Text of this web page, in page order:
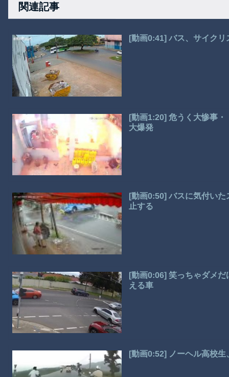
関連記事
[動画0:41] バス、サイク
[動画1:20] 危うく大惨事
大爆発
[動画0:50] バスに気付い
止する
[動画0:06] 笑っちゃダメ
える車
[動画0:52] ノーヘル高校